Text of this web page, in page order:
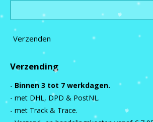
Verzenden
Verzending
- Binnen 3 tot 7 werkdagen.
- met DHL, DPD & PostNL.
- met Track & Trace.